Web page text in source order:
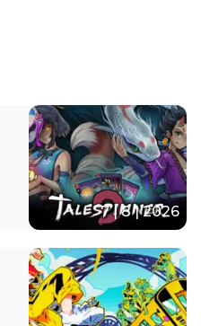
7 | 8 | 2026